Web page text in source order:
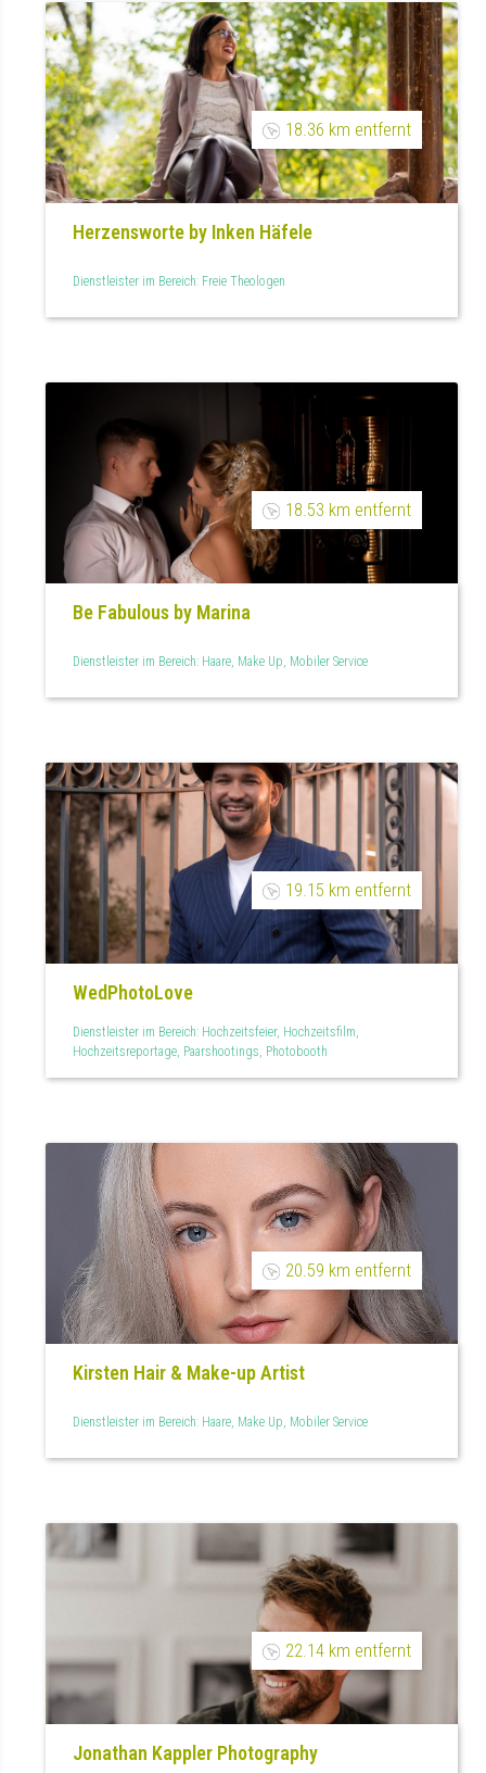
18.36 km entfernt
Herzensworte by Inken Häfele
Dienstleister im Bereich: Freie Theologen
18.53 km entfernt
Be Fabulous by Marina
Dienstleister im Bereich: Haare, Make Up, Mobiler Service
19.15 km entfernt
WedPhotoLove
Dienstleister im Bereich: Hochzeitsfeier, Hochzeitsfilm,
Hochzeitsreportage, Paarshootings, Photobooth
20.59 km entfernt
Kirsten Hair & Make-up Artist
Dienstleister im Bereich: Haare, Make Up, Mobiler Service
22.14 km entfernt
Jonathan Kappler Photography